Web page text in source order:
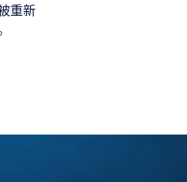
重新